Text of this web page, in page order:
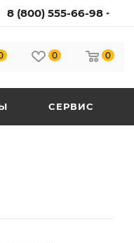
8 (800) 555-66-98
0 0
СЕРВИС